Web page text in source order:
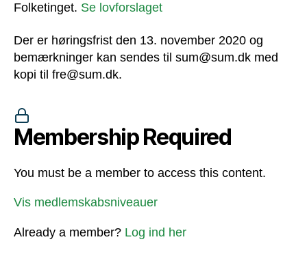
Folketinget. Se lovforslaget
Der er høringsfrist den 13. november 2020 og
bemærkninger kan sendes til sum@sum.dk med
kopi til fre@sum.dk.
Membership Required
You must be a member to access this content.
Vis medlemskabsniveauer
Already a member? Log ind her